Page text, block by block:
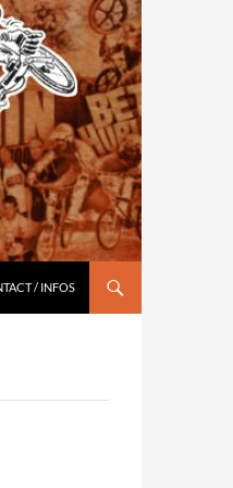
/ INFOS